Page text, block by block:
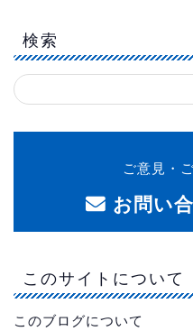
検索
ご意見・
お問い
このサイトについて
このブログについて